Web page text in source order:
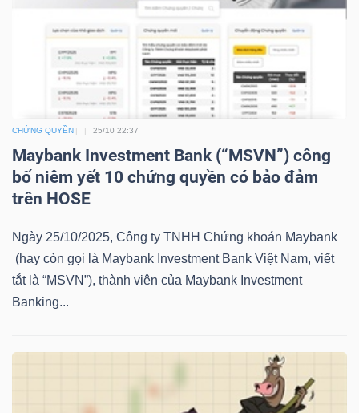
CHỨNG QUYỀN 25/10 22:37
Maybank Investment Bank (“MSVN”) công
bố niêm yết 10 chứng quyền có bảo đảm
trên HOSE
Ngày 25/10/2025, Công ty TNHH Chứng khoán Maybank
(hay còn gọi là Maybank Investment Bank Việt Nam, viết
tắt là “MSVN”), thành viên của Maybank Investment
Banking...
DỮ
Ngành
(-)
VS-
SECTOR
NĂNG